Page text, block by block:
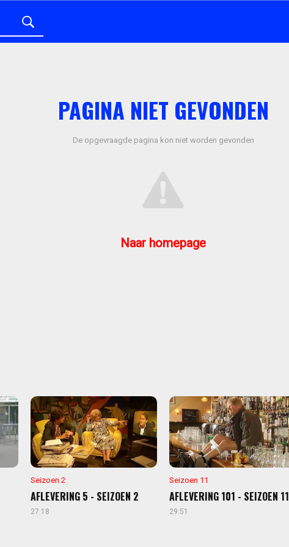
PAGINA NIET GEVONDEN
De opgevraagde pagina kon niet worden gevonden
Naar homepage
Seizoen 2
AFLEVERING 5 - SEIZOEN 2
27:18
Seizoen 11
AFLEVERING 101 - SEIZOEN 11
29:51